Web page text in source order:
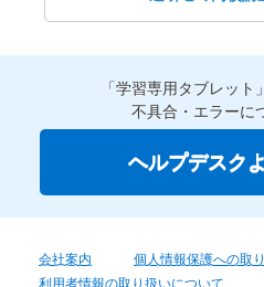
「学習専用タブレッ
不具合・エラーに
ヘルプデスク
会社案内
個人情報保護への取